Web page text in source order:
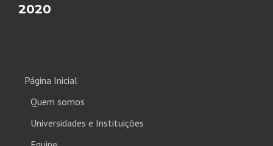
2020
Página Inicial
Quem somos
Universidades e Instituições